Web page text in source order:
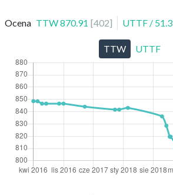
Ocena TTW870.91 [402] UTTF / 51.3
TTW UTTF